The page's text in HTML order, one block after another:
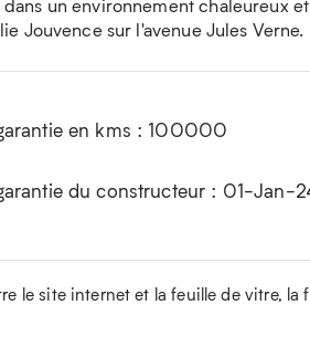
un environnement chaleureux
Jouvence sur l'avenue Jules Verne.
en kms : 100000
du constructeur : 01-Jan-
le site internet et la feuille de vitre, la